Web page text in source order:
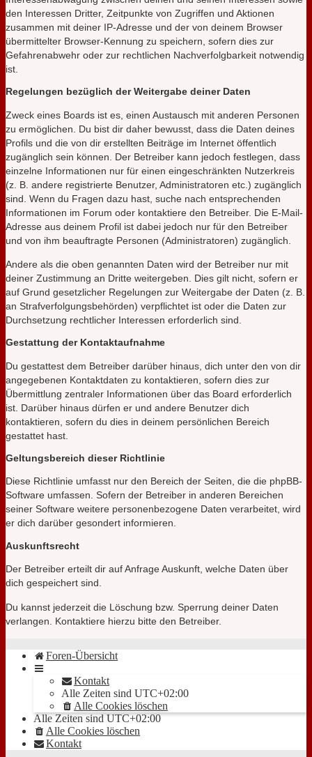
den Interessen Dritter, Zeitpunkte von Zugriffen und Aktionen
zusammen mit deiner IP-Adresse und der von deinem Browser
übermittelter Browser-Kennung zu speichern, sofern dies zur
Gefahrenabwehr oder zur rechtlichen Nachverfolgbarkeit notwendig
ist.
Regelungen bezüglich der Weitergabe deiner Daten
Zweck eines Boards ist es, einen Austausch mit anderen Personen
zu ermöglichen. Du bist dir daher bewusst, dass die Daten deines
Profils und die von dir erstellten Beiträge im Internet öffentlich
zugänglich sein können. Der Betreiber kann jedoch festlegen, dass
einzelne Informationen nur für einen eingeschränkten Nutzerkreis
(z. B. andere registrierte Benutzer, Administratoren etc.) zugänglich
sind. Wenn du Fragen dazu hast, suche nach entsprechenden
Informationen im Forum oder kontaktiere den Betreiber. Die E-Mail-
Adresse aus deinem Profil ist dabei jedoch nur für den Betreiber
und von ihm beauftragte Personen (Administratoren) zugänglich.
Andere als die oben genannten Daten wird der Betreiber nur mit
deiner Zustimmung an Dritte weitergeben. Dies gilt nicht, sofern er
auf Grund gesetzlicher Regelungen zur Weitergabe der Daten (z. B.
an Strafverfolgungsbehörden) verpflichtet ist oder die Daten zur
Durchsetzung rechtlicher Interessen erforderlich sind.
Gestattung der Kontaktaufnahme
Du gestattest dem Betreiber darüber hinaus, dich unter den von dir
angegebenen Kontaktdaten zu kontaktieren, sofern dies zur
Übermittlung zentraler Informationen über das Board erforderlich
ist. Darüber hinaus dürfen er und andere Benutzer dich
kontaktieren, sofern du dies in deinem persönlichen Bereich
gestattet hast.
Geltungsbereich dieser Richtlinie
Diese Richtlinie umfasst nur den Bereich der Seiten, die die phpBB-
Software umfassen. Sofern der Betreiber in anderen Bereichen
seiner Software weitere personenbezogene Daten verarbeitet, wird
er dich darüber gesondert informieren.
Auskunftsrecht
Der Betreiber erteilt dir auf Anfrage Auskunft, welche Daten über
dich gespeichert sind.
Du kannst jederzeit die Löschung bzw. Sperrung deiner Daten
verlangen. Kontaktiere hierzu bitte den Betreiber.
Foren-Übersicht
Kontakt
Alle Zeiten sind UTC+02:00
Alle Cookies löschen
Alle Zeiten sindUTC+02:00
Alle Cookies löschen
Kontakt